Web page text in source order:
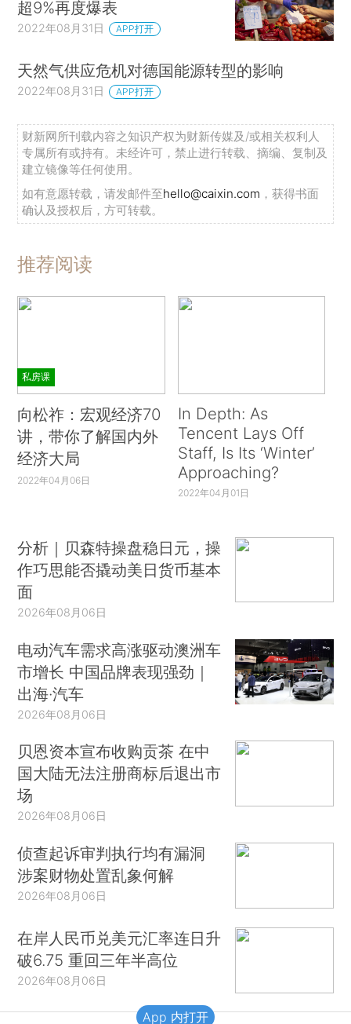
超9%再度爆表
2022年08月31日 APP打开
天然气供应危机对德国能源转型的影响
2022年08月31日 APP打开
财新网所刊载内容之知识产权为财新传媒及/或相关权利人
专属所有或持有。未经许可，禁止进行转载、摘编、复制及
建立镜像等任何使用。
如有意愿转载，请发邮件至hello@caixin.com ，获得书面
确认及授权后，方可转载。
推荐阅读
私房课
向松祚：宏观经济70
讲，带你了解国内外
经济大局
2022年04月06日
In Depth: As
Tencent Lays Off
Staff, Is Its ‘Winter’
Approaching?
2022年04月01日
分析｜贝森特操盘稳日元，操
作巧思能否撬动美日货币基本
面
2026年08月06日
电动汽车需求高涨驱动澳洲车
市增长 中国品牌表现强劲｜
出海·汽车
2026年08月06日
贝恩资本宣布收购贡茶 在中
国大陆无法注册商标后退出市
场
2026年08月06日
侦查起诉审判执行均有漏洞
涉案财物处置乱象何解
2026年08月06日
在岸人民币兑美元汇率连日升
破6.75 重回三年半高位
2026年08月06日
App 内打开